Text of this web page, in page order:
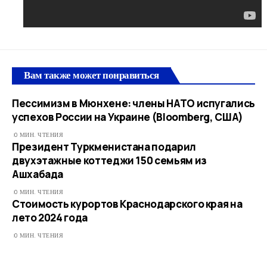
Вам также может понравиться
Пессимизм в Мюнхене: члены НАТО испугались
успехов России на Украине (Bloomberg, США)
0 МИН. ЧТЕНИЯ
Президент Туркменистана подарил
двухэтажные коттеджи 150 семьям из
Ашхабада
0 МИН. ЧТЕНИЯ
Стоимость курортов Краснодарского края на
лето 2024 года
0 МИН. ЧТЕНИЯ